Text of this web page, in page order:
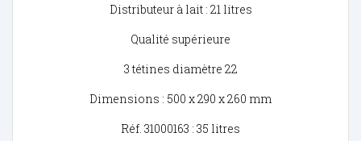
Distributeur à lait : 21 litres
Qualité supérieure
3 tétines diamètre 22
Dimensions : 500 x 290 x 260 mm
Réf. 31000163 : 35 litres